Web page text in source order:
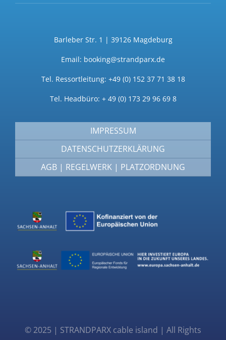
Barleber Str. 1 | 39126 Magdeburg
Email: booking@strandparx.de
Tel. Ressortleitung: +49 (0) 152 37 71 38 18
Tel. Headbüro: + 49 (0) 173 29 96 69 8
IMPRESSUM
DATENSCHUTZERKLÄRUNG
AGB | REGELWERK | PLATZORDNUNG
© 2025 | STRANDPARX cable island | All Rights